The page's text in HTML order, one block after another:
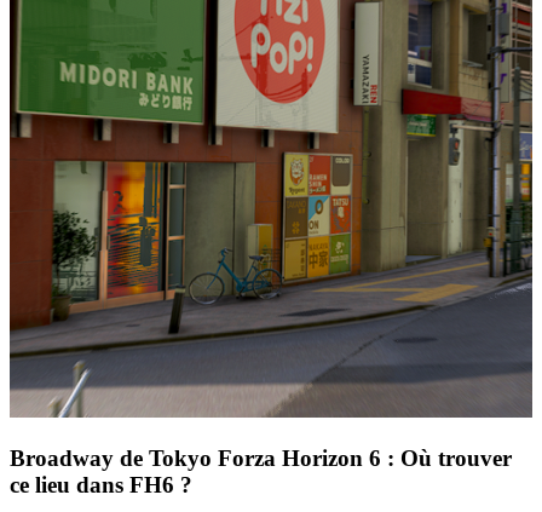
Broadway de Tokyo Forza Horizon 6 : Où trouver
ce lieu dans FH6 ?